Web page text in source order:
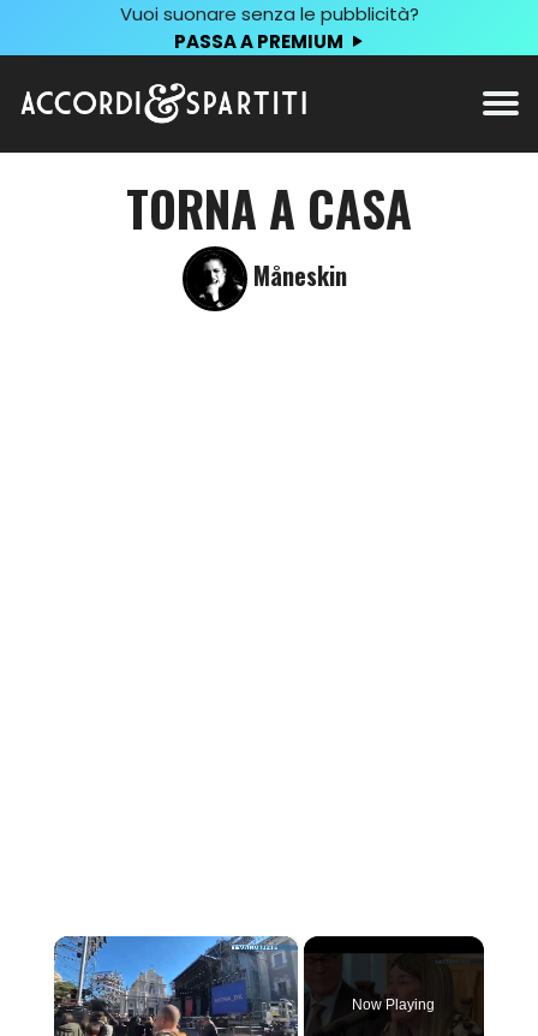
Vuoi suonare senza le pubblicità?
PASSA A PREMIUM
TORNA A CASA
Måneskin
×
Now Playing